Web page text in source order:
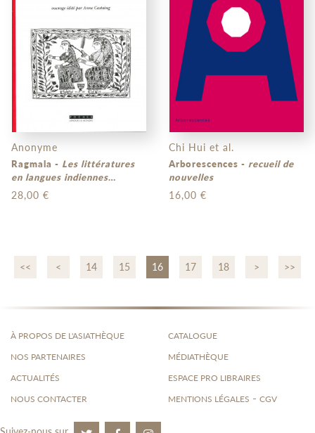
Anonyme
Ragmala - Les littératures
en langues indiennes
traduites en français
28,00 €
Chi Hui et al.
Arborescences - recueil de
nouvelles
16,00 €
<< < 14 15 16 17 18 > >>
À PROPOS DE L'ASIATHÈQUE
NOS PARTENAIRES
ACTUALITÉS
NOUS CONTACTER
CATALOGUE
MÉDIATHÈQUE
ESPACE PRO LIBRAIRES
MENTIONS LÉGALES - CGV